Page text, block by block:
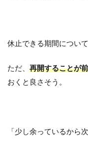
休止できる期間につい
ただ、 再開することが
おくと良さそう。
「少し余っているから